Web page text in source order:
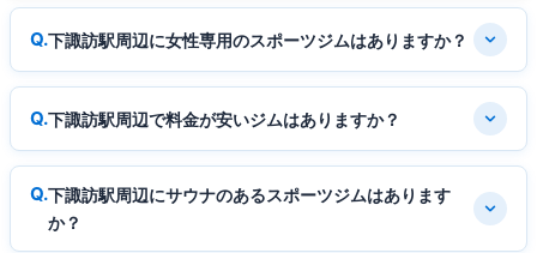
下諏訪駅周辺に女性専用のスポーツジムはありますか？
下諏訪駅周辺で料金が安いジムはありますか？
下諏訪駅周辺にサウナのあるスポーツジムはあります
か？